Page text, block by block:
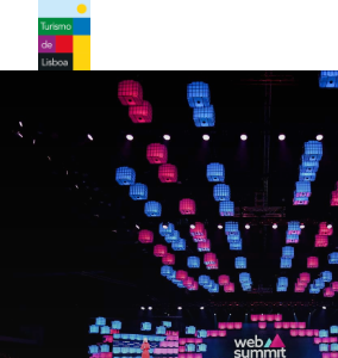
Logo do Turismo de Lisboa